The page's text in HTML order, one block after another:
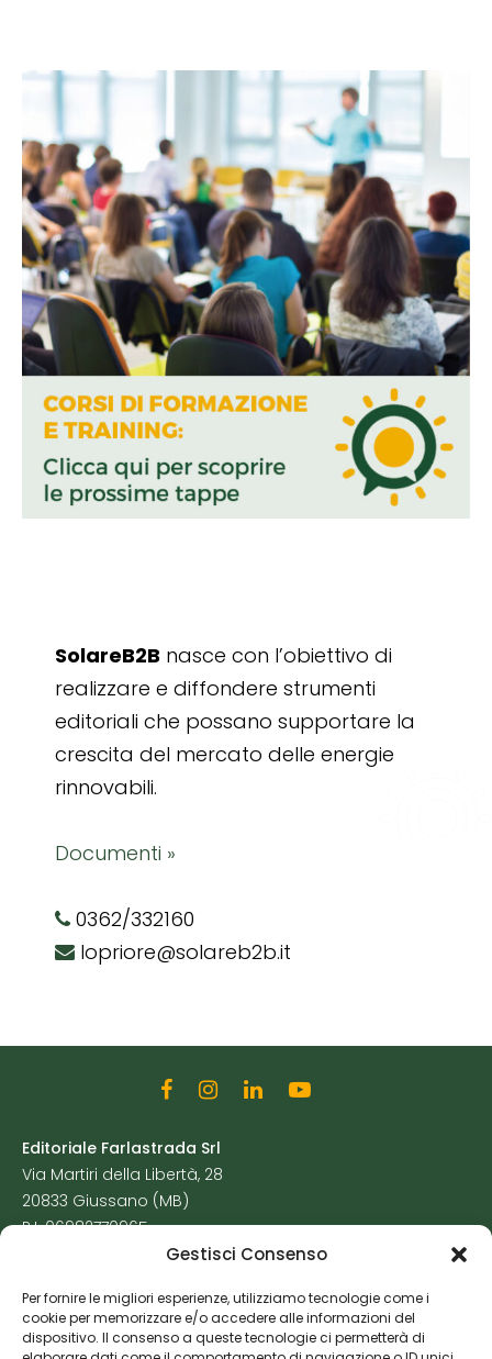
Gestisci Consenso
Per fornire le migliori esperienze, utilizziamo tecnologie come i
cookie per memorizzare e/o accedere alle informazioni del
dispositivo. Il consenso a queste tecnologie ci permetterà di
SolareB2B nasce con l’obiettivo di
realizzare e diffondere strumenti
editoriali che possano supportare la
crescita del mercato delle energie
rinnovabili.
Documenti »
0362/332160
lopriore@solareb2b.it
Editoriale Farlastrada Srl
Via Martiri della Libertà, 28
20833 Giussano (MB)
P.I. 06982770965
Cookie Policy
Risorse Aggiuntive